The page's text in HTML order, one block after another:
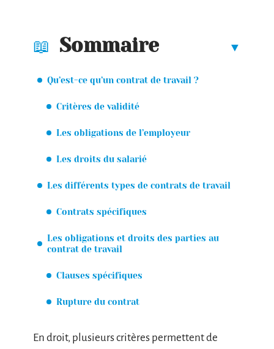
Sommaire
Qu’est-ce qu’un contrat de travail ?
Critères de validité
Les obligations de l’employeur
Les droits du salarié
Les différents types de contrats de travail
Contrats spécifiques
Les obligations et droits des parties au
contrat de travail
Clauses spécifiques
Rupture du contrat
En droit, plusieurs critères permettent de